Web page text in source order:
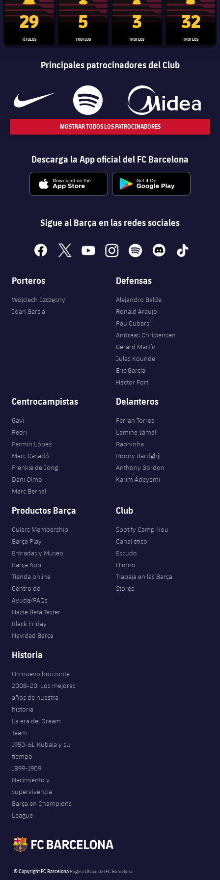
Trofeo de La Liga
29
TÍTULOS
Trofeo de la Liga de Campeones
5
TROFEOS
Trofeo del Mundial de
3
TROFEOS
Copa del
32
TROFEOS
Principales patrocinadores del Club
MOSTRAR TODOS LOS PATROCINADORES
Descarga la App oficial del FC Barcelona
Sigue al Barça en las redes sociales
facebook
x youtubeinstagramspotify discord tiktok
Porteros
Wojciech Szczęsny
Joan Garcia
Defensas
Alejandro Balde
Ronald Araujo
Pau Cubarsí
Andreas Christensen
Gerard Martín
Jules Kounde
Eric García
Héctor Fort
Centrocampistas
Gavi
Pedri
Fermín López
Marc Casadó
Frenkie de Jong
Dani Olmo
Marc Bernal
Delanteros
Ferran Torres
Lamine Yamal
Raphinha
Roony Bardghji
Anthony Gordon
Karim Adeyemi
Productos Barça
Culers Membership
Barça Play
Entradas y Museo
Barça App
Tienda online
Centro de
Ayuda/FAQs
Hazte Beta Tester
Black Friday
Navidad Barça
Club
Spotify Camp Nou
Canal ético
Escudo
Himno
Trabaja en las Barça
Stores
Historia
Un nuevo horizonte
2008-20. Los mejores
años de nuestra
historia
La era del Dream
Team
1950-61. Kubala y su
tiempo
1899-1909.
Nacimiento y
supervivencia
Barça en Champions
League
© Copyright FC Barcelona Página Oficial del FC Barcelona